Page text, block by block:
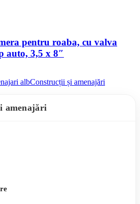
pentru roaba, cu valva
auto, 3,5 x 8″
Construcții și amenajări
amenajări